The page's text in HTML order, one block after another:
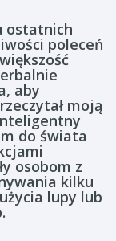
ostatnich
poleceń
aby
moją
do świata
osobom z
kilku
lupy lub